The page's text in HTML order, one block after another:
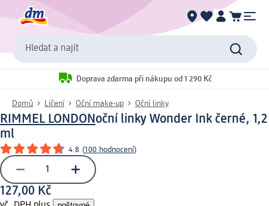
Hledat a najít
Doprava zdarma při nákupu od 1 290 Kč
Domů Líčení Oční make-up Oční linky
RIMMEL LONDONoční linky Wonder Ink černé, 1,2
ml
4.8 (100 hodnocení)
127,00 Kč